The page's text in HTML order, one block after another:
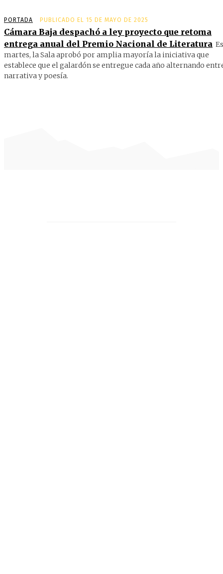
PORTADA PUBLICADO EL 15 DE MAYO DE 2025
Cámara Baja despachó a ley proyecto que retoma
entrega anual del Premio Nacional de Literatura
martes, la Sala aprobó por amplia mayoría la iniciativa que
establece que el galardón se entregue cada año alternando
narrativa y poesía.